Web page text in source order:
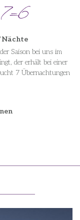
Nächte
Saison bei uns im
der erhält bei einer
7 Übernachtungen